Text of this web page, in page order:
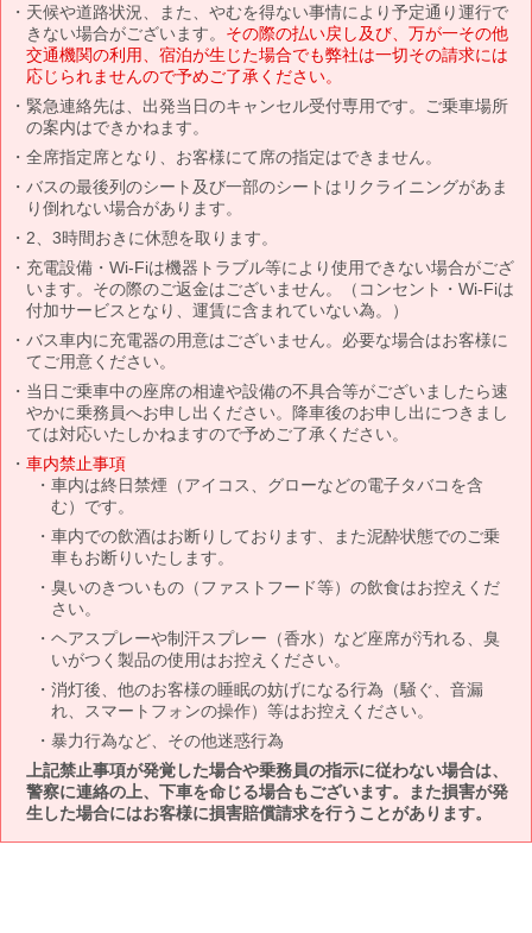
天候や道路状況、また、やむを得ない事情により予定通り運行で
きない場合がございます。 その際の払い戻し及び、万が一その他
交通機関の利用、宿泊が生じた場合でも弊社は一切その請求には
応じられませんので予めご了承ください。
緊急連絡先は、出発当日のキャンセル受付専用です。ご乗車場所
の案内はできかねます。
全席指定席となり、お客様にて席の指定はできません。
バスの最後列のシート及び一部のシートはリクライニングがあま
り倒れない場合があります。
2、3時間おきに休憩を取ります。
充電設備・Wi-Fiは機器トラブル等により使用できない場合がござ
います。その際のご返金はございません。（コンセント・Wi-Fiは
付加サービスとなり、運賃に含まれていない為。）
バス車内に充電器の用意はございません。必要な場合はお客様に
てご用意ください。
当日ご乗車中の座席の相違や設備の不具合等がございましたら速
やかに乗務員へお申し出ください。降車後のお申し出につきまし
ては対応いたしかねますので予めご了承ください。
車内禁止事項
車内は終日禁煙（アイコス、グローなどの電子タバコを含
む）です。
車内での飲酒はお断りしております、また泥酔状態でのご乗
車もお断りいたします。
臭いのきついもの（ファストフード等）の飲食はお控えくだ
さい。
ヘアスプレーや制汗スプレー（香水）など座席が汚れる、臭
いがつく製品の使用はお控えください。
消灯後、他のお客様の睡眠の妨げになる行為（騒ぐ、音漏
れ、スマートフォンの操作）等はお控えください。
暴力行為など、その他迷惑行為
上記禁止事項が発覚した場合や乗務員の指示に従わない場合は、
警察に連絡の上、下車を命じる場合もございます。また損害が発
生した場合にはお客様に損害賠償請求を行うことがあります。